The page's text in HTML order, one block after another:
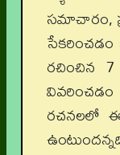
సమాచారం,
రచించిన 7
రచనలలో ఈ